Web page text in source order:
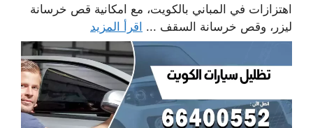
اهتزازات في المباني بالكويت، مع امكانية قص خرسانة
ليزر، وقص خرسانة السقف ... اقرأ المزيد